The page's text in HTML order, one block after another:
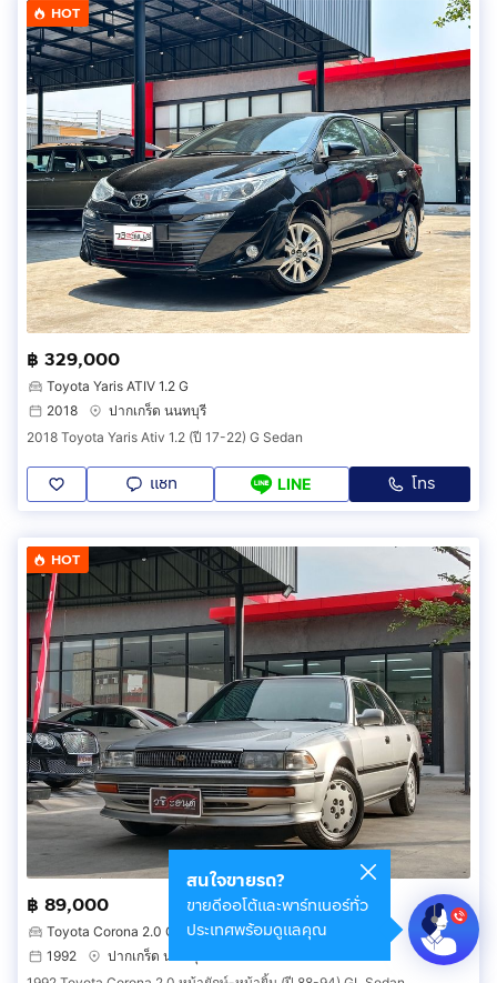
HOT
฿ 329,000
Toyota Yaris ATIV 1.2 G
2018
ปากเกร็ด นนทบุรี
2018 Toyota Yaris Ativ 1.2 (ปี 17-22) G Sedan
แชท LINE โทร
HOT
฿ 89,000
Toyota Corona 2.0 GL
1992
ปากเกร็ด นนทบุรี
สนใจขายรถ?
ขายดีออโต้และพาร์ทเนอร์ทั่ว
ประเทศพร้อมดูแลคุณ